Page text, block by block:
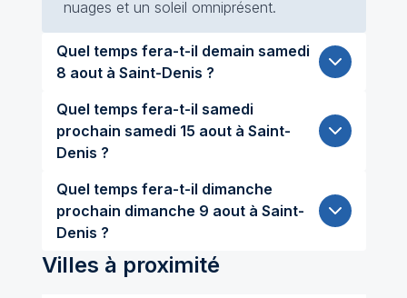
nuages et un soleil omniprésent.
Quel temps fera-t-il demain samedi
8 aout à Saint-Denis ?
Quel temps fera-t-il samedi
prochain samedi 15 aout à Saint-
Denis ?
Quel temps fera-t-il dimanche
prochain dimanche 9 aout à Saint-
Denis ?
Villes à proximité